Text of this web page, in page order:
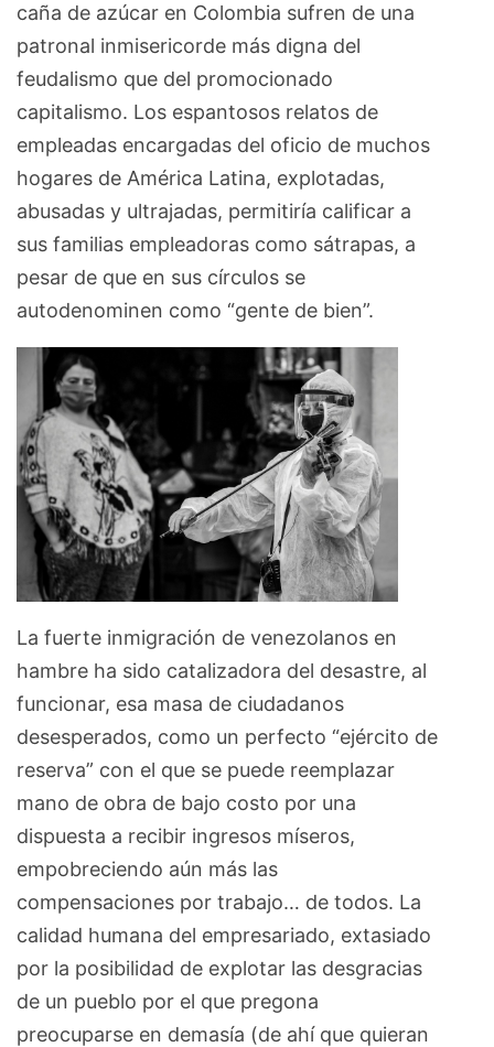
caña de azúcar en Colombia sufren de una
patronal inmisericorde más digna del
feudalismo que del promocionado
capitalismo. Los espantosos relatos de
empleadas encargadas del oficio de muchos
hogares de América Latina, explotadas,
abusadas y ultrajadas, permitiría calificar a
sus familias empleadoras como sátrapas, a
pesar de que en sus círculos se
autodenominen como “gente de bien”.
La fuerte inmigración de venezolanos en
hambre ha sido catalizadora del desastre, al
funcionar, esa masa de ciudadanos
desesperados, como un perfecto “ejército de
reserva” con el que se puede reemplazar
mano de obra de bajo costo por una
dispuesta a recibir ingresos míseros,
empobreciendo aún más las
compensaciones por trabajo… de todos. La
calidad humana del empresariado, extasiado
por la posibilidad de explotar las desgracias
de un pueblo por el que pregona
preocuparse en demasía (de ahí que quieran